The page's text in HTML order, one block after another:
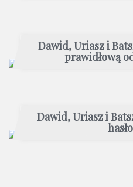
Dawid, Uriasz i
prawidłową
Dawid, Uriasz i
hasło